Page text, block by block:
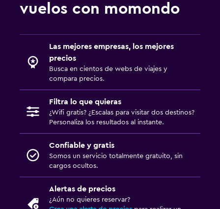
vuelos con momondo
Las mejores empresas, los mejores
precios
Busca en cientos de webs de viajes y
compara precios.
Filtra lo que quieras
¿Wifi gratis? ¿Escalas para visitar dos destinos?
Personaliza los resultados al instante.
Confiable y gratis
Somos un servicio totalmente gratuito, sin
cargos ocultos.
Alertas de precios
¿Aún no quieres reservar?